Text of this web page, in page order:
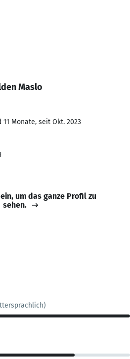
Maslo
11 Monate, seit Okt. 2023
um das ganze Profil zu
sehen.